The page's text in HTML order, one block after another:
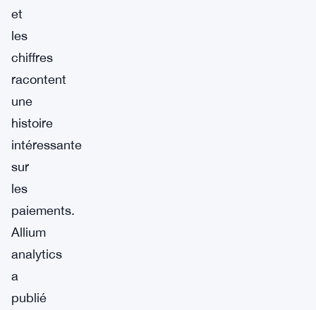
et
les
chiffres
racontent
une
histoire
intéressante
sur
les
paiements.
Allium
analytics
a
publié